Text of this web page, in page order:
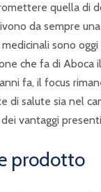
quella di
da sempre
sono
che fa di Aboca
fa, il focus
di salute sia nel
vantaggi
prodotto